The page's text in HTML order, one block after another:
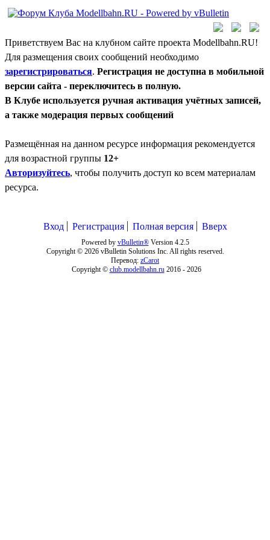
Приветствуем Вас на клубном сайте проекта Modellbahn.RU!
Для размещения своих сообщений необходимо
зарегистрироваться. Регистрация не доступна в мобильной
версии сайта - переключитесь в полную.
В Клубе используется ручная активация учётных записей,
а также модерация первых сообщений
Размещённая на данном ресурсе информация рекомендуется
для возрастной группы 12+
Авторизуйтесь, чтобы получить доступ ко всем материалам
ресурса.
Вход Регистрация Полная версия Вверх
Powered by vBulletin®Version 4.2.5
Copyright © 2026 vBulletin Solutions Inc. All rights reserved.
Перевод: zCarot
Copyright © club.modellbahn.ru2016 - 2026